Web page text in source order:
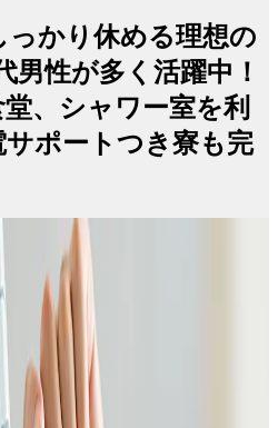
っかり休める理想の
男性が多く活躍中！
、シャワー室を利
ポートつき寮も完